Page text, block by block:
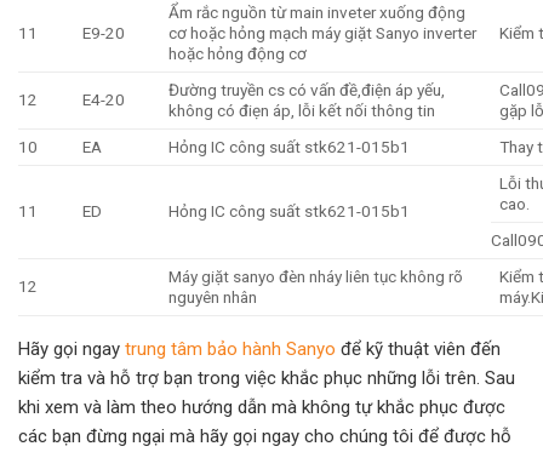
11 E9-20
Ẩm rắc nguồn từ main inveter xuống động
cơ hoặc hỏng mạch máy giặt Sanyo inverter
hoặc hỏng động cơ
Kiểm
12 E4-20
Đường truyền cs có vấn đề,điện áp yếu,
không có điẹn áp, lỗi kết nối thông tin
gặp
10
EA Hỏng IC công suất stk621-015b1 Thay
11 ED Hỏng IC công suất stk621-015b1
Lỗi
cao.
12
Máy giặt sanyo đèn nháy liên tục không rõ
nguyên nhân
Kiểm
Hãy gọi ngay trung tâm bảo hành Sanyo để kỹ thuật viên đến
kiểm tra và hỗ trợ bạn trong việc khắc phục những lỗi trên. Sau
khi xem và làm theo hướng dẫn mà không tự khắc phục được
các bạn đừng ngại mà hãy gọi ngay cho chúng tôi để được hỗ